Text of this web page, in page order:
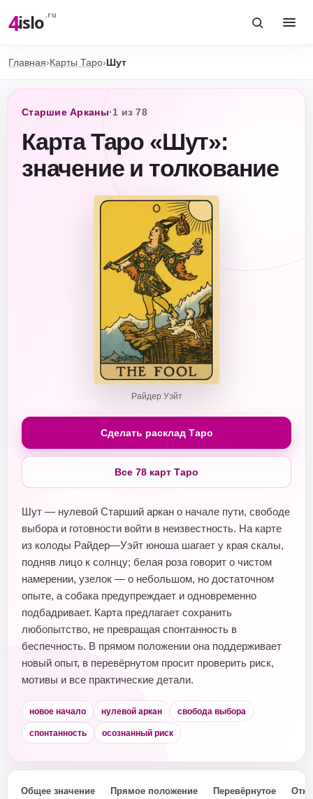
4islo .ru
Главная›Карты Таро›Шут
Старшие Арканы· 1 из 78
Карта Таро «Шут»:
значение и толкование
Райдер Уэйт
Шут — нулевой Старший аркан о начале пути, свободе
выбора и готовности войти в неизвестность. На карте
из колоды Райдер—Уэйт юноша шагает у края скалы,
подняв лицо к солнцу; белая роза говорит о чистом
намерении, узелок — о небольшом, но достаточном
опыте, а собака предупреждает и одновременно
подбадривает. Карта предлагает сохранить
любопытство, не превращая спонтанность в
беспечность. В прямом положении она поддерживает
новый опыт, в перевёрнутом просит проверить риск,
мотивы и все практические детали.
новое начало нулевой аркан свобода выбора
спонтанность осознанный риск
Сделать расклад Таро
Все 78 карт Таро
Общее значение Прямое положение Перевёрнутое